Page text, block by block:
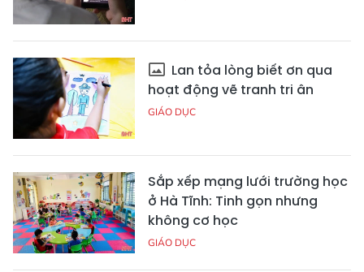
Lan tỏa lòng biết ơn qua
hoạt động vẽ tranh tri ân
GIÁO DỤC
Sắp xếp mạng lưới trường học
ở Hà Tĩnh: Tinh gọn nhưng
không cơ học
GIÁO DỤC